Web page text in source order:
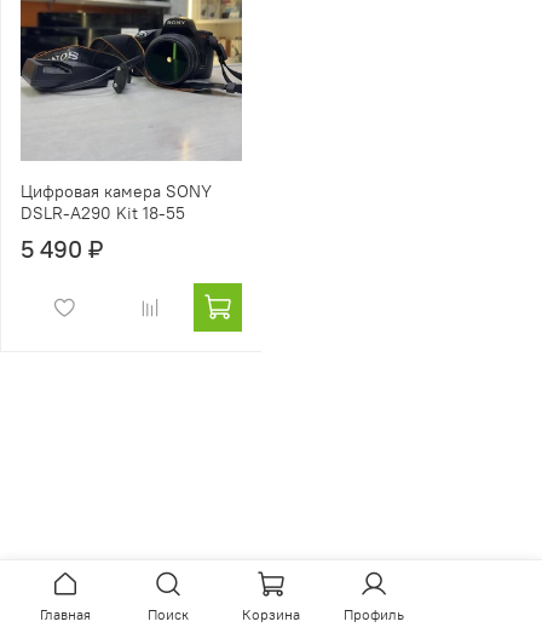
Цифровая камера SONY
DSLR-A290 Kit 18-55
5 490 ₽
Главная Поиск Корзина Профиль